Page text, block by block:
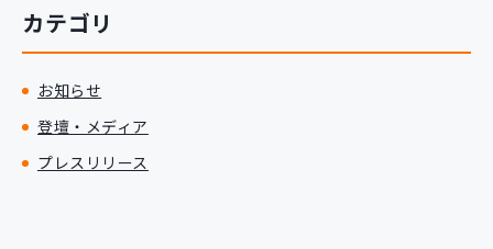
カテゴリ
お知らせ
登壇・メディア
プレスリリース